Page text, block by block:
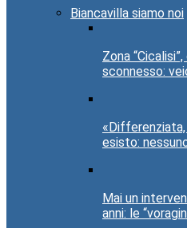
Biancavilla siamo noi
Zona
sconnesso:
esisto:
Mai un
anni: le